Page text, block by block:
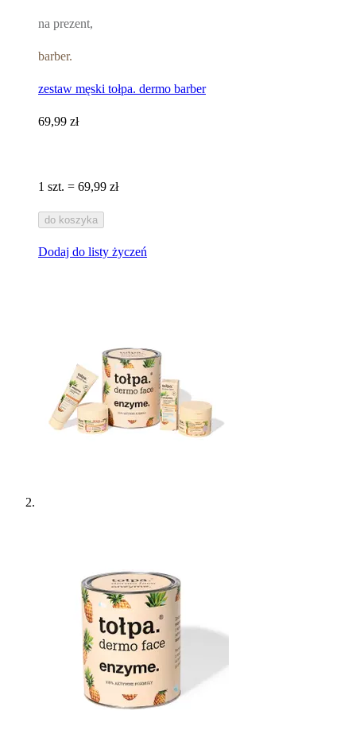
na prezent,
barber.
zestaw męski tołpa. dermo barber
69,99 zł
1 szt. = 69,99 zł
do koszyka
Dodaj do listy życzeń